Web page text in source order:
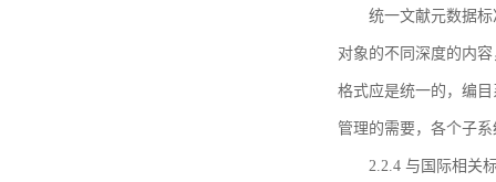
统一文献元数据
对象的不同深度的内
格式应是统一的，编
管理的需要，各个子
2.2.4 与国际相关